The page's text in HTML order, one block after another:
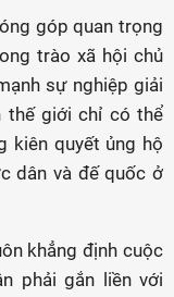
góp quan trọng
trào xã hội chủ
sự nghiệp giải
thế giới chỉ có thể
kiên quyết ủng hộ
dân và đế quốc ở
khẳng định cuộc
phải gắn liền với